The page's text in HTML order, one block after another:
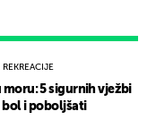
moru: 5 sigurnih vježbi
bol i poboljšati